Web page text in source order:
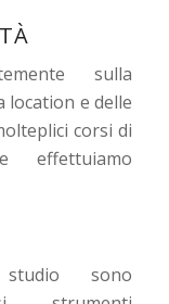
sulla
location e delle
corsi di
effettuiamo
sono